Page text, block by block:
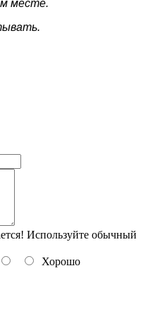
месте.
Используйте обычный
Хорошо